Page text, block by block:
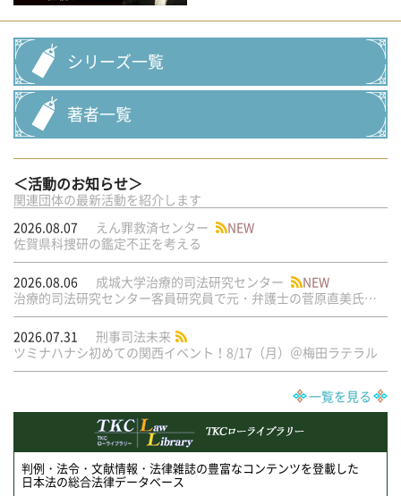
シリーズ一覧
著者一覧
＜活動のお知らせ＞
関連団体の最新活動を紹介します
2026.08.07
えん罪救済センター
NEW
佐賀県科捜研の鑑定不正を考える
2026.08.06 成城大学治療的司法研究センター
NEW
治療的司法研究センター客員研究員で元・弁護士の菅原直美氏の論文が公刊されました
2026.07.31
刑事司法未来
ツミナハナシ初めての関西イベント！8/17（月）＠梅田ラテラル
一覧を見る
判例・法令・文献情報・法律雑誌の豊富なコンテンツを登載した
日本法の総合法律データベース